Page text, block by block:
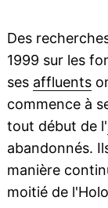
Des
1999 sur les
ses affluents
commence à
tout début de l'
abandonnés.
manière
moitié de